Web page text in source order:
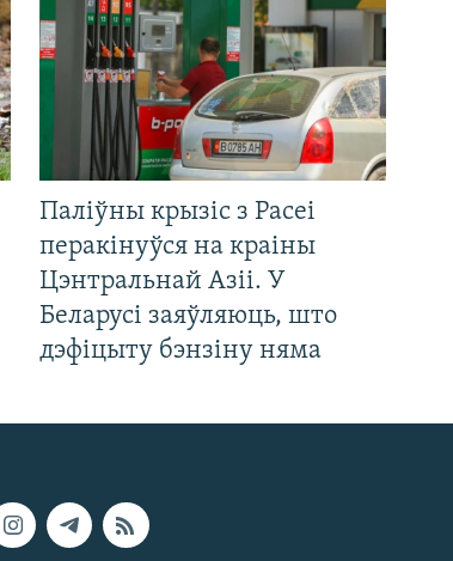
Паліўны крызіс з Расеі
перакінуўся на краіны
Цэнтральнай Азіі. У
Беларусі заяўляюць, што
дэфіцыту бэнзіну няма